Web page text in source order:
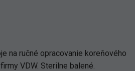
na ručné opracovanie koreňového
VDW. Sterilne balené.